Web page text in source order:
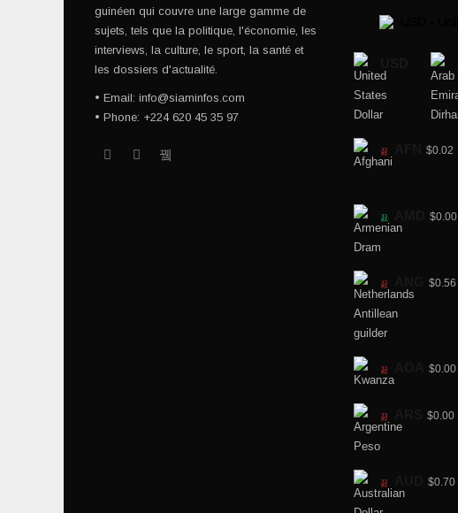
guinéen qui couvre une large gamme de
sujets, tels que la politique, l'économie, les
interviews, la culture, le sport, la santé et
les dossiers d'actualité.
• Email: info@siaminfos.com
• Phone: +224 620 45 35 97
$0.02
$0.00
$0.56
$0.00
$0.00
$0.70